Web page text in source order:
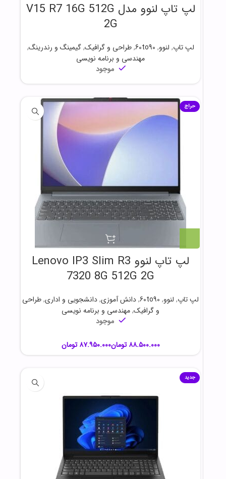
لپ تاپ لنوو مدل V15 R7 16G 512G
2G
لپ تاپ, لنوو,
60to90
,طراحی و گرافیک,گیمینگ و رندرینگ,
مهندسی و برنامه نویسی
موجود
حراج
لپ تاپ لنوو Lenovo IP3 Slim R3
7320 8G 512G 2G
لپ تاپ, لنوو,
60to90
,دانش آموزی,دانشجویی و اداری,طراحی
و گرافیک,مهندسی و برنامه نویسی
موجود
تومان تومان
جدید